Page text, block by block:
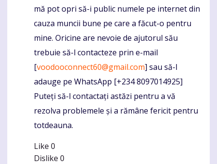
mă pot opri să-i public numele pe internet din
cauza muncii bune pe care a făcut-o pentru
mine. Oricine are nevoie de ajutorul său
trebuie să-l contacteze prin e-mail
[voodooconnect60@gmail.com] sau să-l
adauge pe WhatsApp [+234 8097014925]
Puteți să-l contactați astăzi pentru a vă
rezolva problemele și a rămâne fericit pentru
totdeauna.
Like 0
Dislike 0